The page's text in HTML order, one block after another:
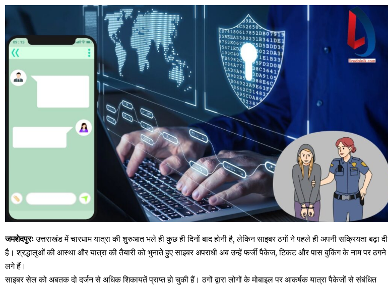
जमशेदपुरःउत्तराखंड में चारधाम यात्रा की शुरुआत भले ही कुछ ही दिनों बाद होनी है, लेकिन साइबर ठगों ने पहले ही अपनी सक्रियता बढ़ा दी
है। श्रद्धालुओं की आस्था और यात्रा की तैयारी को भुनाते हुए साइबर अपराधी अब उन्हें फर्जी पैकेज, टिकट और पास बुकिंग के नाम पर ठगने
लगे हैं।
साइबर सेल को अबतक दो दर्जन से अधिक शिकायतें प्राप्त हो चुकी हैं। ठगों द्वारा लोगों के मोबाइल पर आकर्षक यात्रा पैकेजों से संबंधित